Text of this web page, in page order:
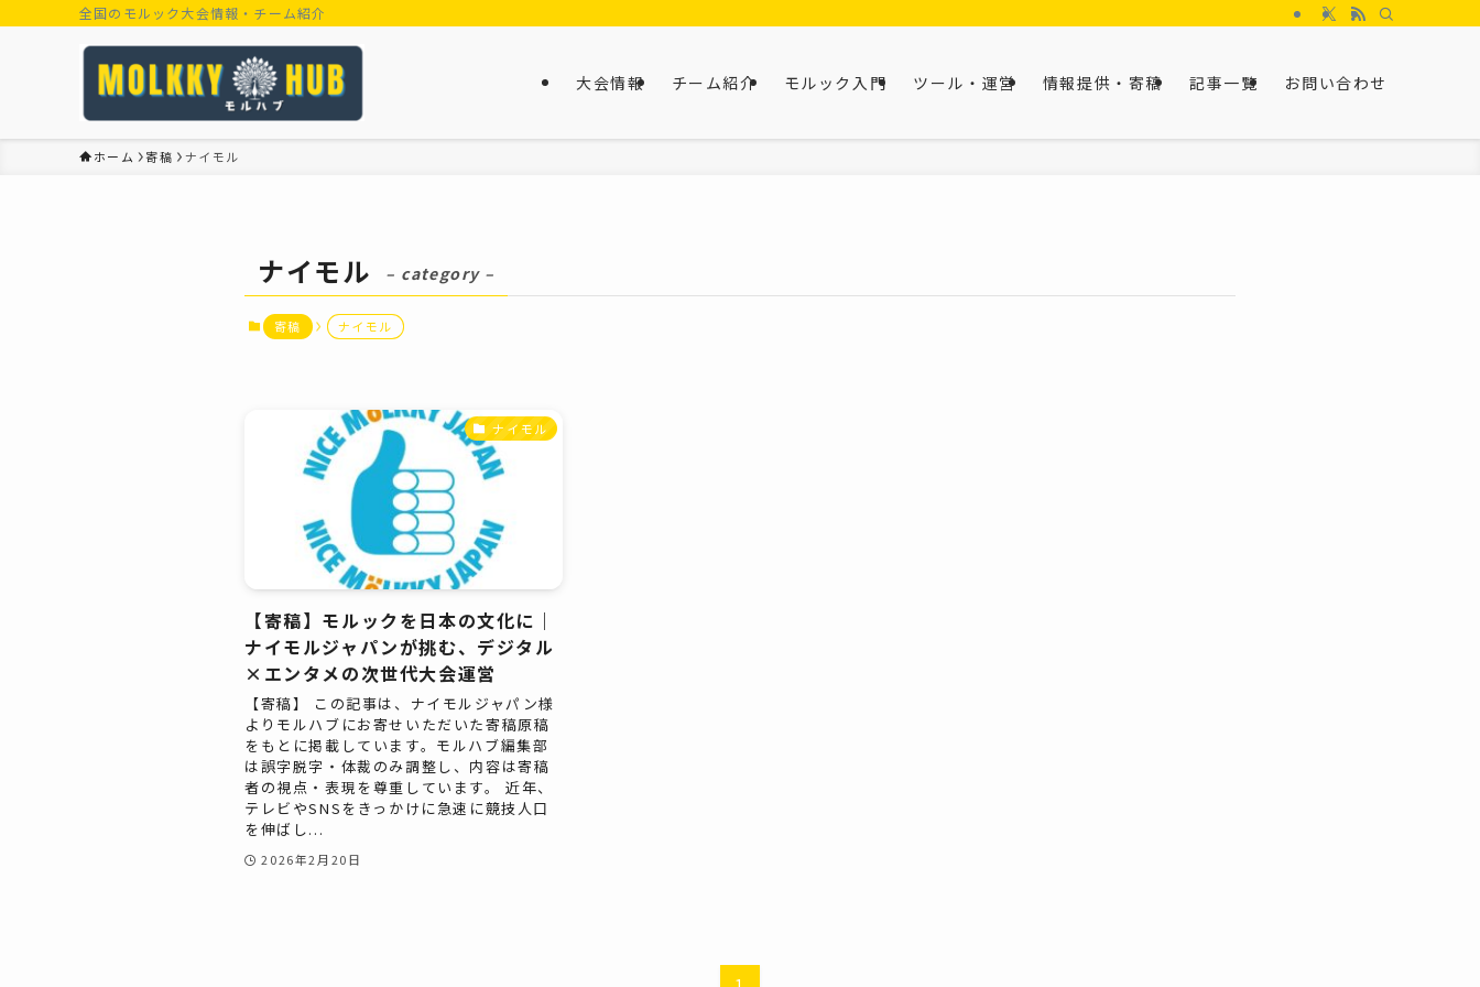
全国のモルック大会情報・チーム紹介
大会情報 チーム紹介 モルック入門 ツール・運営 情報提供・寄稿 記事一覧 お問い合わせ
ホーム 寄稿 ナイモル
ナイモル – category –
寄稿 ナイモル
ナイモル
【寄稿】モルックを日本の文化に｜
ナイモルジャパンが挑む、デジタル
×エンタメの次世代大会運営
【寄稿】 この記事は、ナイモルジャパン様
よりモルハブにお寄せいただいた寄稿原稿
をもとに掲載しています。モルハブ編集部
は誤字脱字・体裁のみ調整し、内容は寄稿
者の視点・表現を尊重しています。 近年、
テレビやSNSをきっかけに急速に競技人口
を伸ばし...
2026年2月20日